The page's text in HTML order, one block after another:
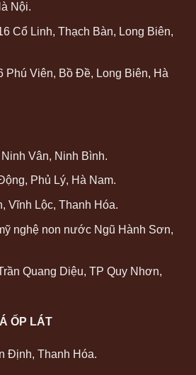
Nội.
Cổ Linh, Thạch Bàn, Long Biên,
Phú Viên, Bồ Đề, Long Biên, Hà
Vân, Ninh Bình.
Phủ Lý, Hà Nam.
Vĩnh Lộc, Thanh Hóa.
nghệ non nước Ngũ Hành Sơn,
Quang Diệu, TP Quy Nhơn,
ỐP LÁT
Định, Thanh Hóa.